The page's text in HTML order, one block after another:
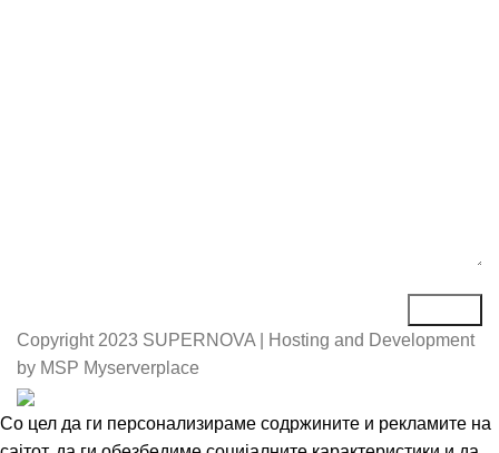
Copyright 2023 SUPERNOVA | Hosting and Development
by MSP Myserverplace
Со цел да ги персонализираме содржините и рекламите на